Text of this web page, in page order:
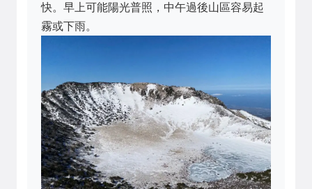
快。早上可能陽光普照，中午過後山區容易起
霧或下雨。